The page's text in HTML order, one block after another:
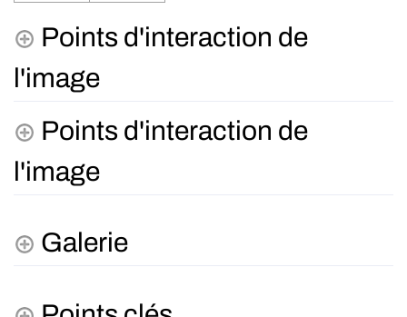
Points d'interaction de
l'image
Points d'interaction de
l'image
Galerie